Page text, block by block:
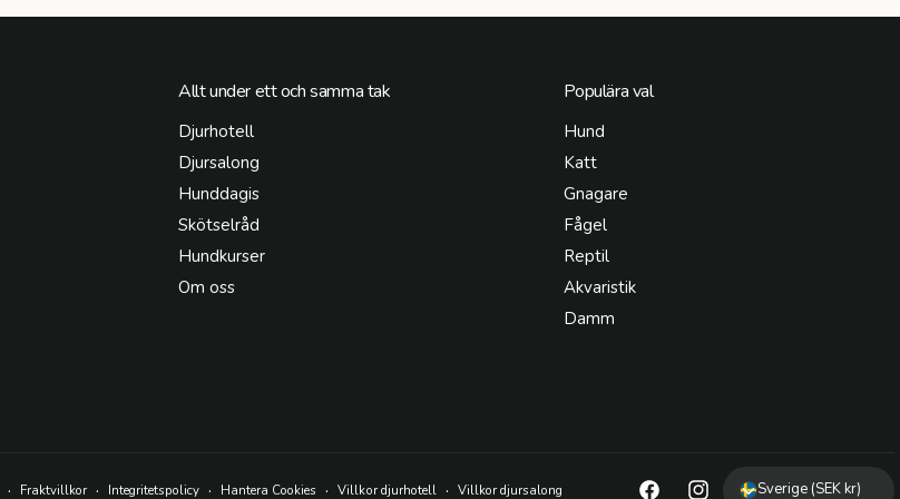
Allt under ett och samma tak
Djurhotell
Djursalong
Hunddagis
Skötselråd
Hundkurser
Om oss
Populära val
Hund
Katt
Gnagare
Fågel
Reptil
Akvaristik
Damm
Fraktvillkor Integritetspolicy Hantera Cookies Villkor djurhotell Villkor djursalong Sverige (SEK kr)